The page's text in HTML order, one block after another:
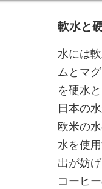
軟水と
水には
ムとマ
を硬水
日本の
欧米の
水を使
出が妨
コーヒ